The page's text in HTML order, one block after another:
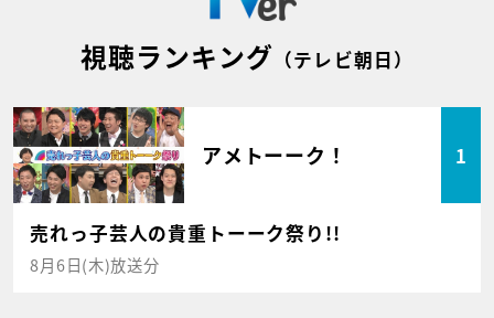
視聴ランキング （テレビ朝日）
アメトーーク！ 1
売れっ子芸人の貴重トーーク祭り!!
8月6日(木)放送分